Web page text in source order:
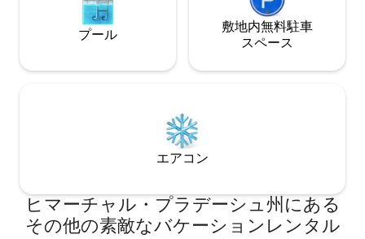
プール
敷地内無料駐⁠車
ス⁠ペ⁠ー⁠ス
エアコン
ヒマーチャル・プラデーシュ州にある
その他の素敵なバケーションレンタル